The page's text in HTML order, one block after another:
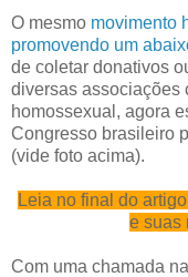
O mesmo movimento
promovendo um
de coletar donativos
diversas associações
homossexual, agora
Congresso brasileiro
(vide foto acima).
Leia no final do
e suas
Com uma chamada